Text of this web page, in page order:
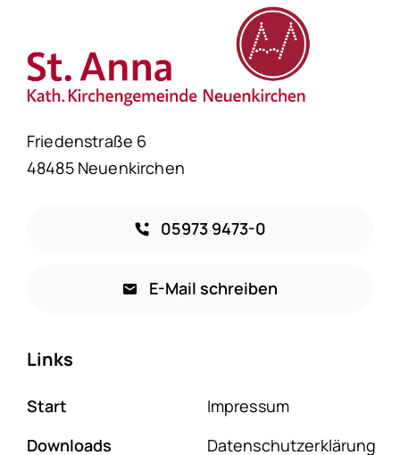
Friedenstraße 6
48485 Neuenkirchen
05973 9473-0
E-Mail schreiben
Links
Start
Downloads
Impressum
Datenschutzerklärung